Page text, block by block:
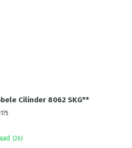
Cilinder 8062 SKG**
(26)